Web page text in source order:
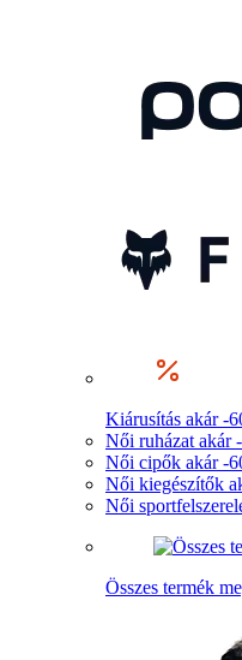
Kiárusítás akár -
Női ruházat akár
Női cipők akár -
Női kiegészítők
Női
Összes termék